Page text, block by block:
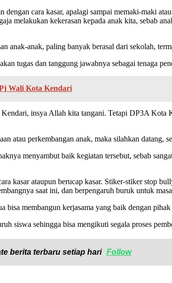
cara kasar, apalagi sampai memaki-maki
melakukan kekerasan kepada anak kita, sebab
anak-anak, paling banyak berasal dari sekolah,
tugas dan tanggung jawabnya sebagai tenaga
Wali Kota Kendari
insya Allah kita tangani. Tetapi DP3A Kota
atau perkembangan anak, maka silahkan datang,
menyambut baik kegiatan tersebut, sebab
kasar ataupun berucap kasar. Stiker-stiker stop
saat ini, dan berpengaruh buruk untuk
bisa membangun kerjasama yang baik dengan pihak
siswa sehingga bisa mengikuti segala proses
berita terbaru setiap hari Follow